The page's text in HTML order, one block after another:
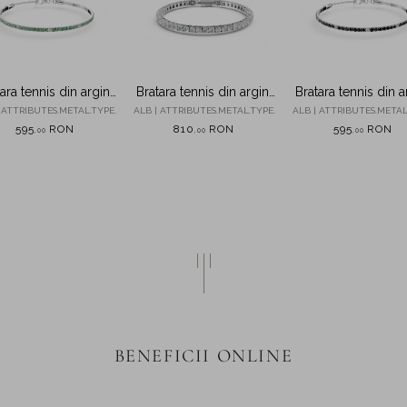
tennis din argint
albe si verzi
595 ,00 RON
Bratara tennis din argint
cu zirconii
ALB | ATTRIBUTES.METAL.TYPE.
810 ,00 RON
Bratara tennis din
cu zirconii albe si
ALB |
595 ,00 RON
BENEFICII ONLINE